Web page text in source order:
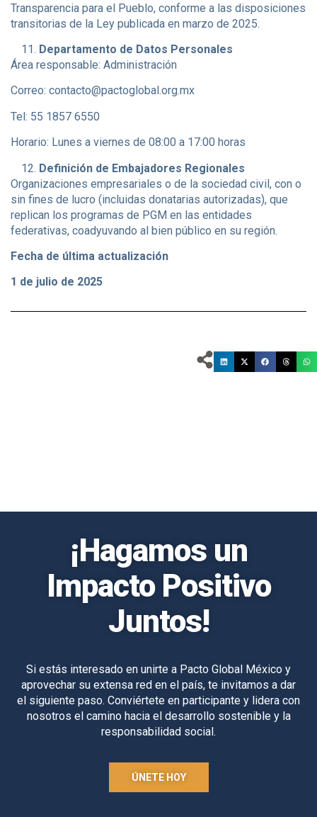
Transparencia para el Pueblo, conforme a las disposiciones
transitorias de la Ley publicada en marzo de 2025.
Departamento de Datos Personales
Área responsable: Administración
Correo: contacto@pactoglobal.org.mx
Tel: 55 1857 6550
Horario: Lunes a viernes de 08:00 a 17:00 horas
Definición de Embajadores Regionales
Organizaciones empresariales o de la sociedad civil, con o
sin fines de lucro (incluidas donatarias autorizadas), que
replican los programas de PGM en las entidades
federativas, coadyuvando al bien público en su región.
Fecha de última actualización
1 de julio de 2025
¡Hagamos un
Impacto Positivo
Juntos!
Si estás interesado en unirte a Pacto Global México y
aprovechar su extensa red en el país, te invitamos a dar
el siguiente paso. Conviértete en participante y lidera con
nosotros el camino hacia el desarrollo sostenible y la
responsabilidad social.
ÚNETE HOY